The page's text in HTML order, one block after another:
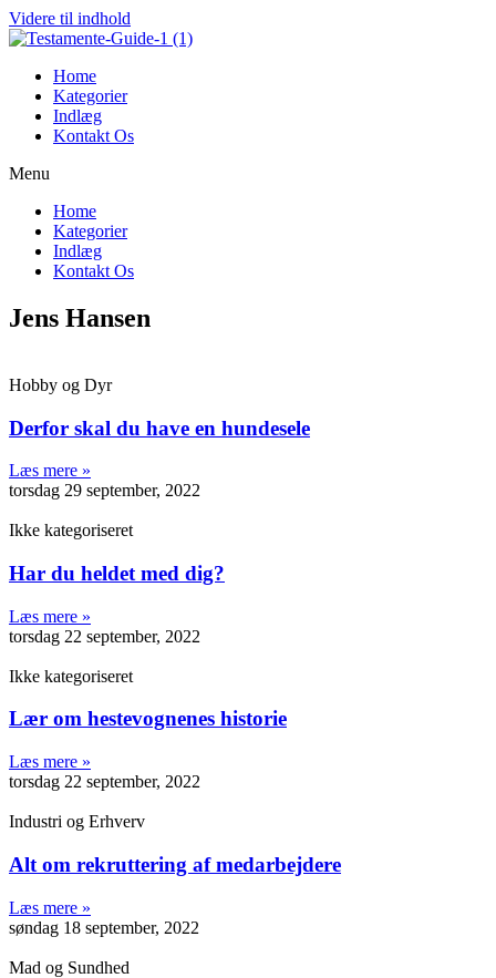
Videre til indhold
Home
Kategorier
Indlæg
Kontakt Os
Menu
Home
Kategorier
Indlæg
Kontakt Os
Jens Hansen
Hobby og Dyr
Derfor skal du have en hundesele
Læs mere »
torsdag 29 september, 2022
Ikke kategoriseret
Har du heldet med dig?
Læs mere »
torsdag 22 september, 2022
Ikke kategoriseret
Lær om hestevognenes historie
Læs mere »
torsdag 22 september, 2022
Industri og Erhverv
Alt om rekruttering af medarbejdere
Læs mere »
søndag 18 september, 2022
Mad og Sundhed